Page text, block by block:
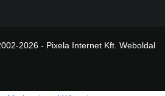
2026 - Pixela Internet Kft. Weboldal